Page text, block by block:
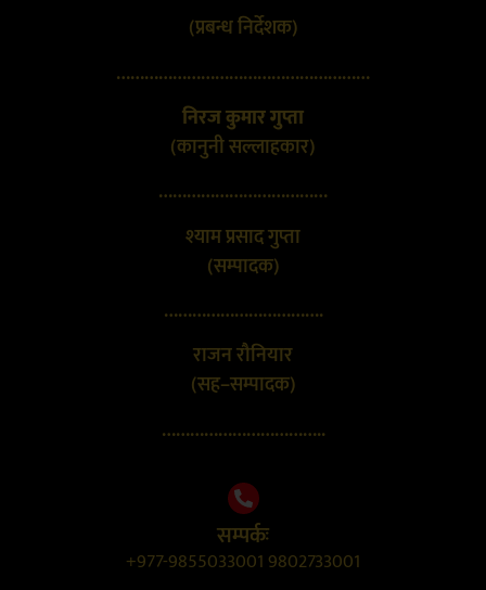
(प्रबन्ध निर्देशक)
………………………………………………
निरज कुमार गुप्ता
(कानुनी सल्लाहकार)
………………………………
श्याम प्रसाद गुप्ता
(सम्पादक)
…………………………….
राजन रौनियार
(सह–सम्पादक)
……………………………..
सम्पर्कः
+977-9855033001 9802733001